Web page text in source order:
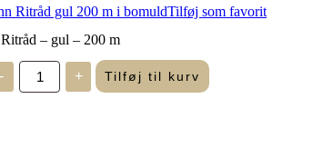
Tilføj som favorit
– gul – 200 m
-
Gütermann
Ritråd
-
+ Tilføj til kurv